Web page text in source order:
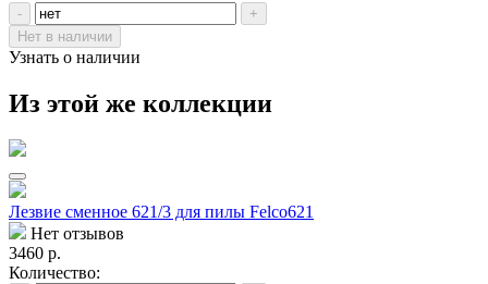
-
+
Нет в наличии
Узнать о наличии
Из этой же коллекции
Лезвие сменное 621/3 для пилы Felco621
Нет отзывов
3460 р.
Количество: